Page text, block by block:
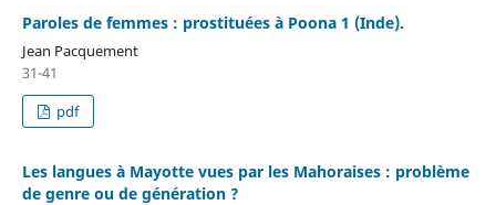
Paroles de femmes : prostituées à Poona 1 (Inde).
Jean Pacquement
31-41
pdf
Les langues à Mayotte vues par les Mahoraises : problème
de genre ou de génération ?